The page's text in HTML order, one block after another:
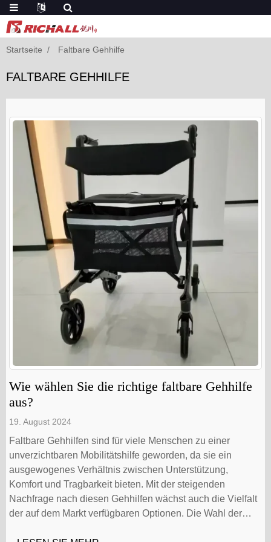
Startseite Faltbare Gehhilfe
FALTBARE GEHHILFE
Wie wählen Sie die richtige faltbare Gehhilfe
aus?
19. August 2024
Faltbare Gehhilfen sind für viele Menschen zu einer
unverzichtbaren Mobilitätshilfe geworden, da sie ein
ausgewogenes Verhältnis zwischen Unterstützung,
Komfort und Tragbarkeit bieten. Mit der steigenden
Nachfrage nach diesen Gehhilfen wächst auch die Vielfalt
der auf dem Markt verfügbaren Optionen. Die Wahl der